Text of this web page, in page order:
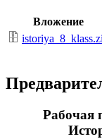
Вложение
Рабочая